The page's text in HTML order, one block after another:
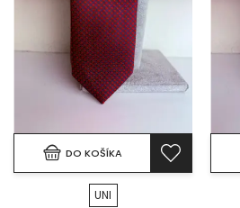
DO KOŠÍKA
UNI